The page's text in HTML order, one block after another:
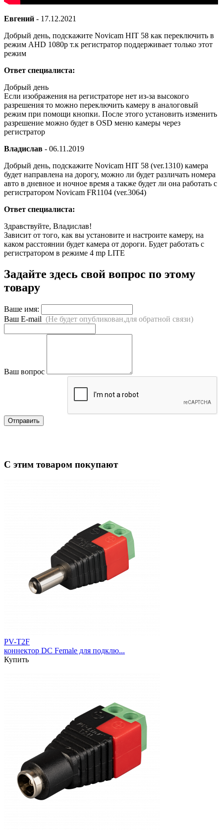
Евгений - 17.12.2021
Добрый день, подскажите Novicam HIT 58 как переключить в
режим AHD 1080p т.к регистратор поддерживает только этот
режим
Ответ специалиста:
Добрый день
Если изображения на регистраторе нет из-за высокого
разрешения то можно переключить камеру в аналоговый
режим при помощи кнопки. После этого установить изменить
разрешение можно будет в OSD меню камеры через
регистратор
Владислав - 06.11.2019
Добрый день, подскажите Novicam HIT 58 (ver.1310) камера
будет направлена на дорогу, можно ли будет различать номера
авто в дневное и ночное время а также будет ли она работать с
регистратором Novicam FR1104 (ver.3064)
Ответ специалиста:
Здравствуйте, Владислав!
Зависит от того, как вы установите и настроите камеру, на
каком расстоянии будет камера от дороги. Будет работать с
регистратором в режиме 4 mp LITE
Задайте здесь свой вопрос по этому
товару
Ваше имя:
Ваш E-mail (Не будет опубликован,для обратной связи)
Ваш вопрос
Отправить
С этим товаром покупают
PV-T2F
коннектор DC Female для подклю...
Купить